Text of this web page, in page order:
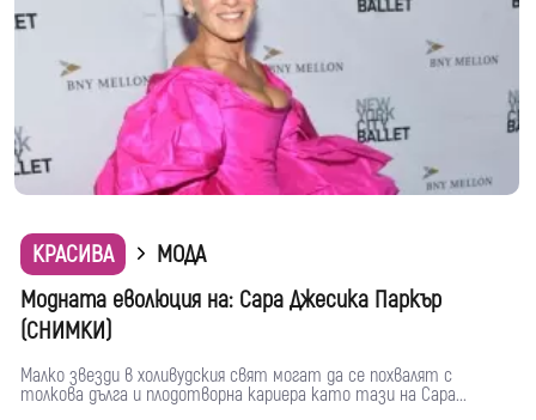
КРАСИВА
МОДА
Модната еволюция на: Сара Джесика Паркър
(СНИМКИ)
Малко звезди в холивудския свят могат да се похвалят с
толкова дълга и плодотворна кариера като тази на Сара...